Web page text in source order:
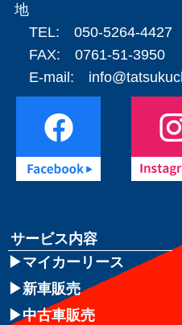
地
TEL: 050-5264-4427
FAX: 0761-51-3950
E-mail:
サービス内容
マイカーリース
新車販売
中古車販売